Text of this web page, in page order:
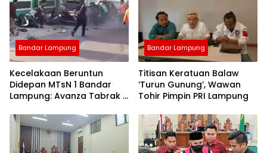
Bandar Lampung
Kecelakaan Beruntun
Didepan MTsN 1 Bandar
Lampung: Avanza Tabrak 7
Rumah Sakit
Bandar Lampung
Titisan Keratuan Balaw
‘Turun Gunung’, Wawan
Tohir Pimpin PRI Lampung